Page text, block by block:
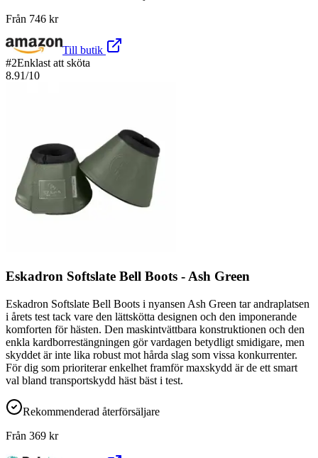
Från 746 kr
Till butik
#2Enklast att sköta
8.91/10
Eskadron Softslate Bell Boots - Ash Green
Eskadron Softslate Bell Boots i nyansen Ash Green tar andraplatsen
i årets test tack vare den lättskötta designen och den imponerande
komforten för hästen. Den maskintvättbara konstruktionen och den
enkla kardborrestängningen gör vardagen betydligt smidigare, men
skyddet är inte lika robust mot hårda slag som vissa konkurrenter.
För dig som prioriterar enkelhet framför maxskydd är de ett smart
val bland transportskydd häst bäst i test.
Rekommenderad återförsäljare
Från 369 kr